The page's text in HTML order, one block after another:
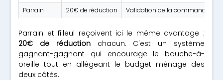
Parrain
20€ de réduction Validation de la commande du
Parrain et filleul reçoivent ici le même avantage :
20€ de réductionchacun. C'est un système
gagnant-gagnant qui encourage le bouche-à-
oreille tout en allégeant le budget ménage des
deux côtés.